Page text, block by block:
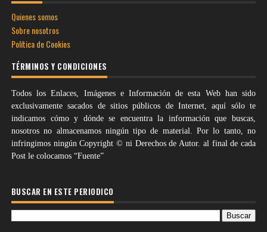
Quienes somos
Sobre nosotros
Política de Cookies
TÉRMINOS Y CONDICIONES
Todos los Enlaces, Imágenes e Información de esta Web han sido
exclusivamente sacados de sitios públicos de Internet, aquí sólo te
indicamos cómo y dónde se encuentra la información que buscas,
nosotros no almacenamos ningún tipo de material. Por lo tanto, no
infringimos ningún Copyright © ni Derechos de Autor. al final de cada
Post le colocamos “Fuente”
BUSCAR EN ESTE PERIODICO